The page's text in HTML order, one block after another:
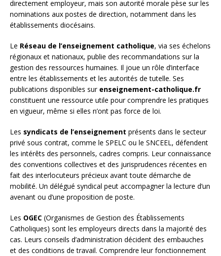
directement employeur, mais son autorité morale pèse sur les
nominations aux postes de direction, notamment dans les
établissements diocésains.
Le Réseau de l’enseignement catholique, via ses échelons
régionaux et nationaux, publie des recommandations sur la
gestion des ressources humaines. Il joue un rôle d’interface
entre les établissements et les autorités de tutelle. Ses
publications disponibles sur enseignement-catholique.fr
constituent une ressource utile pour comprendre les pratiques
en vigueur, même si elles n’ont pas force de loi.
Les syndicats de l’enseignement présents dans le secteur
privé sous contrat, comme le SPELC ou le SNCEEL, défendent
les intérêts des personnels, cadres compris. Leur connaissance
des conventions collectives et des jurisprudences récentes en
fait des interlocuteurs précieux avant toute démarche de
mobilité. Un délégué syndical peut accompagner la lecture d’un
avenant ou d’une proposition de poste.
Les OGEC (Organismes de Gestion des Établissements
Catholiques) sont les employeurs directs dans la majorité des
cas. Leurs conseils d’administration décident des embauches
et des conditions de travail. Comprendre leur fonctionnement